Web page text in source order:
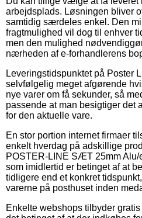
arbejdsplads. Løsningen bliver
samtidig særdeles enkel. Den
fragtmulighed vil dog til enhver
men den mulighed
nærheden af e-forhandlerens
Leveringstidspunktet på Poster
selvfølgelig meget afgørende
nye varer om få sekunder, så
passende at man besigtiger det
for den aktuelle vare.
En stor portion internet firmaer
enkelt hverdag på adskillige
POSTER-LINE SÆT 25mm Alu/
som imidlertid er betinget af at
tidligere end et konkret
varerne på posthuset inden
Enkelte webshops tilbyder